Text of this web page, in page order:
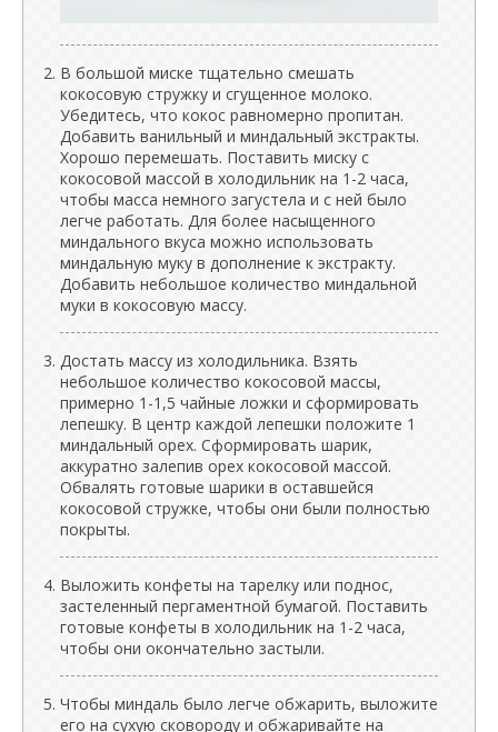
В большой миске тщательно смешать
кокосовую стружку и сгущенное молоко.
Убедитесь, что кокос равномерно пропитан.
Добавить ванильный и миндальный экстракты.
Хорошо перемешать. Поставить миску с
кокосовой массой в холодильник на 1-2 часа,
чтобы масса немного загустела и с ней было
легче работать. Для более насыщенного
миндального вкуса можно использовать
миндальную муку в дополнение к экстракту.
Добавить небольшое количество миндальной
муки в кокосовую массу.
Достать массу из холодильника. Взять
небольшое количество кокосовой массы,
примерно 1-1,5 чайные ложки и сформировать
лепешку. В центр каждой лепешки положите 1
миндальный орех. Сформировать шарик,
аккуратно залепив орех кокосовой массой.
Обвалять готовые шарики в оставшейся
кокосовой стружке, чтобы они были полностью
покрыты.
Выложить конфеты на тарелку или поднос,
застеленный пергаментной бумагой. Поставить
готовые конфеты в холодильник на 1-2 часа,
чтобы они окончательно застыли.
Чтобы миндаль было легче обжарить, выложите
его на сухую сковороду и обжаривайте на